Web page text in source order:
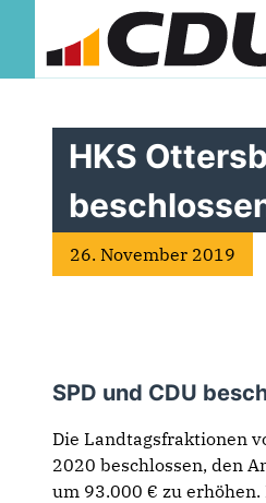
HKS
26. November 2019
SPD und CDU
Die Landtagsfraktionen
2020 beschlossen, den
um 93.000 € zu